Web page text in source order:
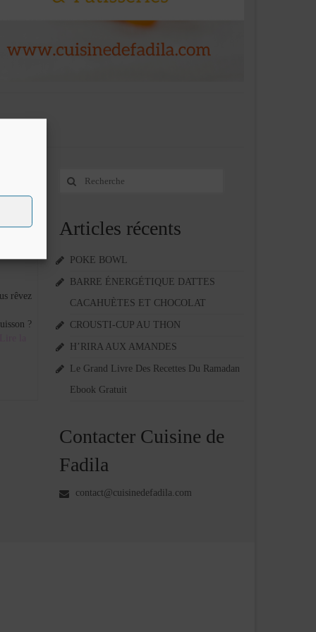
MAR 2026
rêvez
?
Rechercher
Articles récents
POKE BOWL
BARRE ÉNERGÉTIQUE DATTES
CACAHUÈTES ET CHOCOLAT
CROUSTI-CUP AU THON
H’RIRA AUX AMANDES
Le Grand Livre Des Recettes Du Ramadan
Ebook Gratuit
Contacter Cuisine de
Fadila
contact@cuisinedefadila.com